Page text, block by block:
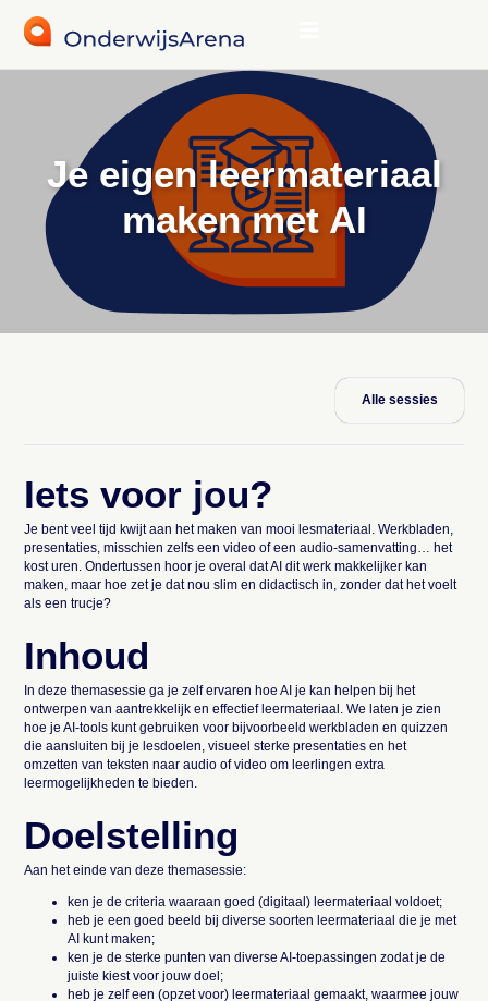
Je eigen leermateriaal
maken met AI
Alle sessies
Iets voor jou?
Je bent veel tijd kwijt aan het maken van mooi lesmateriaal. Werkbladen,
presentaties, misschien zelfs een video of een audio-samenvatting… het
kost uren. Ondertussen hoor je overal dat AI dit werk makkelijker kan
maken, maar hoe zet je dat nou slim en didactisch in, zonder dat het voelt
als een trucje?
Inhoud
In deze themasessie ga je zelf ervaren hoe AI je kan helpen bij het
ontwerpen van aantrekkelijk en effectief leermateriaal. We laten je zien
hoe je AI-tools kunt gebruiken voor bijvoorbeeld werkbladen en quizzen
die aansluiten bij je lesdoelen, visueel sterke presentaties en het
omzetten van teksten naar audio of video om leerlingen extra
leermogelijkheden te bieden.
Doelstelling
Aan het einde van deze themasessie:
ken je de criteria waaraan goed (digitaal) leermateriaal voldoet;
heb je een goed beeld bij diverse soorten leermateriaal die je met
AI kunt maken;
ken je de sterke punten van diverse AI-toepassingen zodat je de
juiste kiest voor jouw doel;
heb je zelf een (opzet voor) leermateriaal gemaakt, waarmee jouw